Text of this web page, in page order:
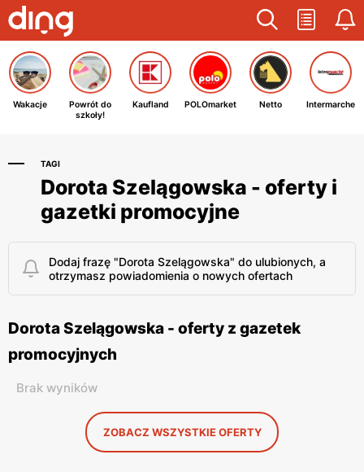
Wakacje
Powrót do
szkoły!
Kaufland POLOmarket Netto Intermarche
TAGI
Dorota Szelągowska - oferty i
gazetki promocyjne
Dodaj frazę "Dorota Szelągowska" do ulubionych, a
otrzymasz powiadomienia o nowych ofertach
Dorota Szelągowska - oferty z gazetek
promocyjnych
Brak wyników
ZOBACZ WSZYSTKIE OFERTY